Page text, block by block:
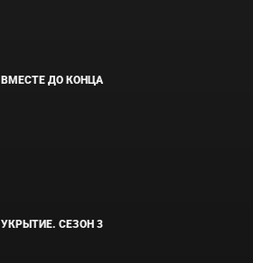
ВМЕСТЕ ДО КОНЦА
УКРЫТИЕ. СЕЗОН 3